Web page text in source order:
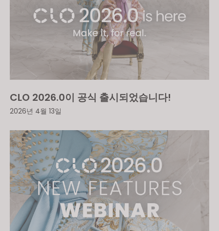
CLO 2026.0이 공식 출시되었습니다!
2026년 4월 13일